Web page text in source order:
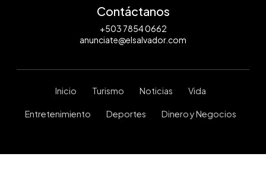
Contáctanos
+503 7854 0662
anunciate@elsalvador.com
Inicio Turismo Noticias Vida
Entretenimiento Deportes Dinero y Negocios